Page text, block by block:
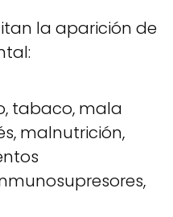
la aparición de
tabaco, mala
malnutrición,